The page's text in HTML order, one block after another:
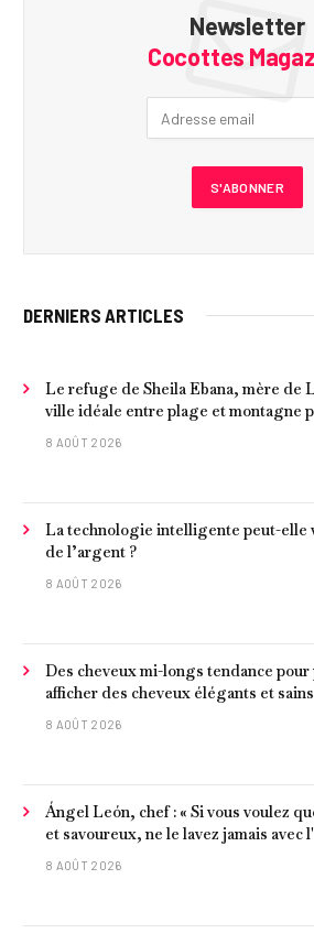
Newsletter
Cocottes
DERNIERS ARTICLES
Le refuge de Sheila Ebana, mère de
ville idéale entre plage et montagne
tranquillement près de Barcelone
8 AOÛT 2026
La technologie intelligente peut-elle
de l’argent ?
8 AOÛT 2026
Des cheveux mi-longs tendance
afficher des cheveux élégants et sains
8 AOÛT 2026
Ángel León, chef : « Si vous voulez
et savoureux, ne le lavez jamais avec
8 AOÛT 2026